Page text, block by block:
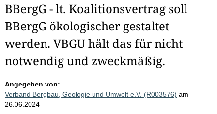
BBergG - lt. Koalitionsvertrag soll
BBergG ökologischer gestaltet
werden. VBGU hält das für nicht
notwendig und zweckmäßig.
Angegeben von:
Verband Bergbau, Geologie und Umwelt e.V. (R003576) am
26.06.2024